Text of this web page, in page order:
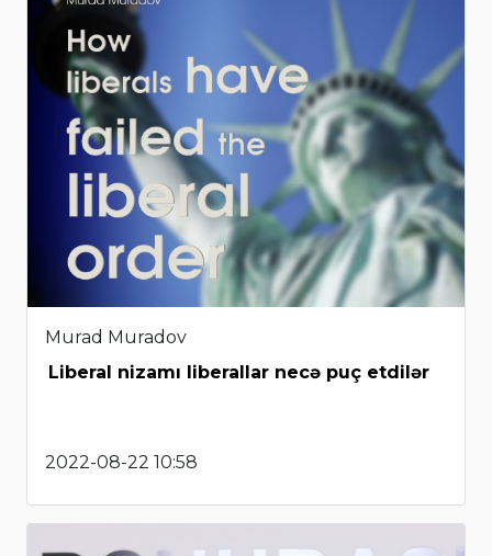
Murad Muradov
Liberal nizamı liberallar necə puç etdilər
2022-08-22 10:58